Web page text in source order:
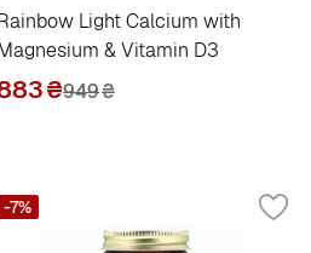
Light Calcium with
& Vitamin D3
₴949₴
-7%